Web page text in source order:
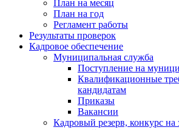
План на месяц
План на год
Регламент работы
Результаты проверок
Кадровое обеспечение
Муниципальная служба
Поступление на
Квалификационные
кандидатам
Приказы
Вакансии
Кадровый резерв, конкурс на